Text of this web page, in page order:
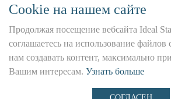
7736342535, КПП: 772501001,
1227700443266,
Юр. адрес: 115162, г. Москва,
д. 31 Б
Использование данного сайта
Положения и Условия,Политика
Сookie на нашем сайте
Продолжая посещение вебсайта Ideal
соглашаетесь на использование
нам создавать контент, максимально
Вашим интересам. Узнать больше